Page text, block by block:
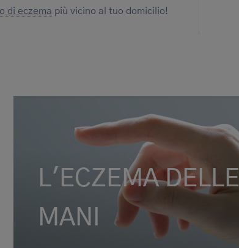
di eczema più vicino al tuo domicilio!
L'ECZEMA DELLE
MANI